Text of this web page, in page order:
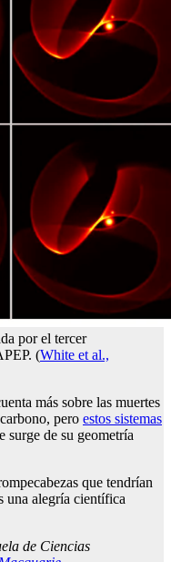
por el tercer
(White et al.,
más sobre las muertes
pero estos sistemas
surge de su geometría
que tendrían
una alegría científica
de Ciencias